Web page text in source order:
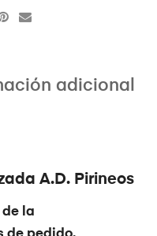
adicional
A.D. Pirineos
la